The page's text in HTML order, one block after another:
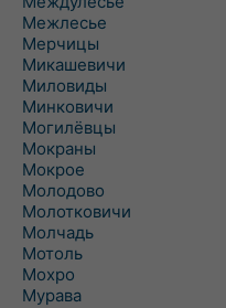
Межлесье
Мерчицы
Микашевичи
Миловиды
Минковичи
Могилёвцы
Мокраны
Мокрое
Молодово
Молотковичи
Молчадь
Мотоль
Мохро
Мурава